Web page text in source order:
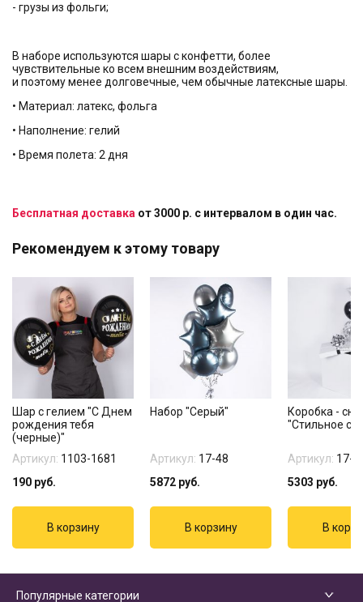
- грузы из фольги;
В наборе используются шары с конфетти, более
чувствительные ко всем внешним воздействиям,
и поэтому менее долговечные, чем обычные латексные шары.
• Материал: латекс, фольга
• Наполнение: гелий
• Время полета: 2 дня
Бесплатная доставка от 3000 р. с интервалом в один час.
Рекомендуем к этому товару
Шар с гелием "С Днем
рождения тебя
(черные)"
Артикул: 1103-1681
190 руб.
Набор "Серый"
Артикул: 17-48
5872 руб.
Коробка -
"Стильное
Артикул: 17-
5303 руб.
Популярные категории